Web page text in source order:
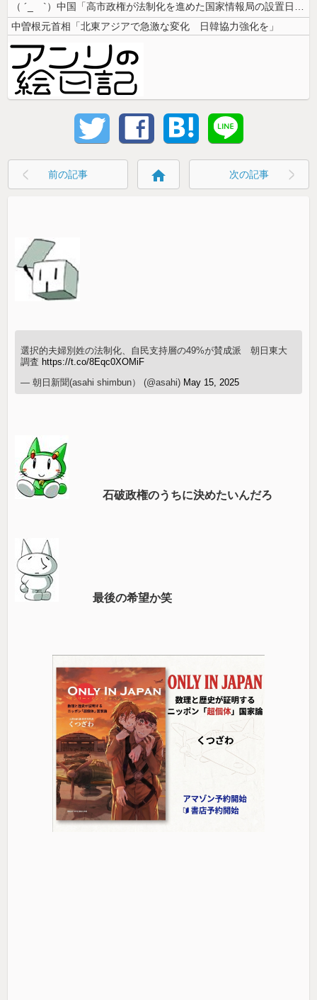
（ ´_ゝ`）中国「高市政権が法制化を進めた国家情報局の設置日が7月3...
中曽根元首相「北東アジアで急激な変化 日韓協力強化を」
前の記事 home 次の記事
選択的夫婦別姓の法制化、自民支持層の49%が賛成派 朝日東大
調査 https://t.co/8Eqc0XOMiF
— 朝日新聞(asahi shimbun） (@asahi) May 15, 2025
石破政権のうちに決めたいんだろ
最後の希望か笑